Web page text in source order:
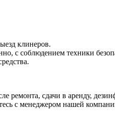
клинеров.
с соблюдением техники
ремонта, сдачи в аренду,
с менеджером нашей